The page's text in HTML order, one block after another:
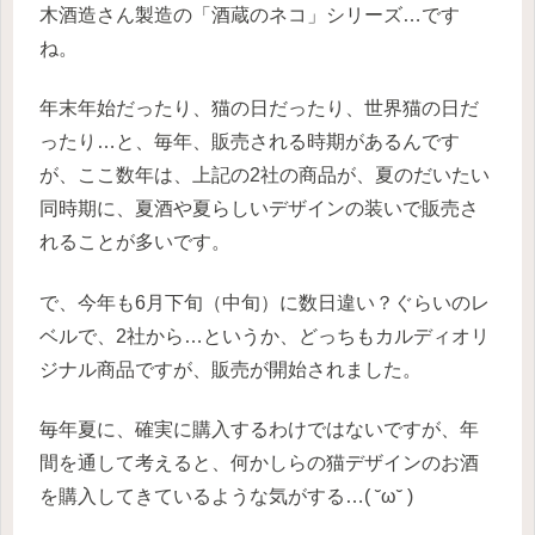
木酒造さん製造の「酒蔵のネコ」シリーズ…です
ね。
年末年始だったり、猫の日だったり、世界猫の日だ
ったり…と、毎年、販売される時期があるんです
が、ここ数年は、上記の2社の商品が、夏のだいたい
同時期に、夏酒や夏らしいデザインの装いで販売さ
れることが多いです。
で、今年も6月下旬（中旬）に数日違い？ぐらいのレ
ベルで、2社から…というか、どっちもカルディオリ
ジナル商品ですが、販売が開始されました。
毎年夏に、確実に購入するわけではないですが、年
間を通して考えると、何かしらの猫デザインのお酒
を購入してきているような気がする…( ˘ω˘ )